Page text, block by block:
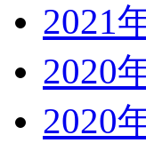
2021
2020
2020